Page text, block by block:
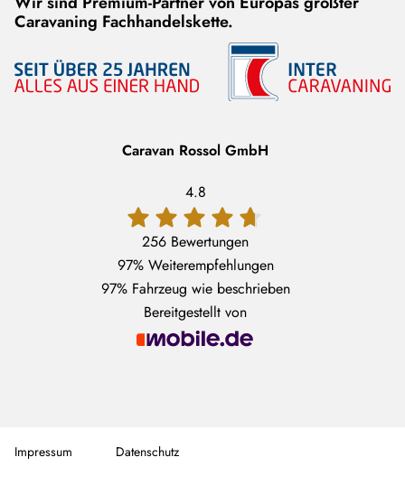
Caravaning Fachhandelskette.
Caravan Rossol GmbH
4.8
256 Bewertungen
97%Weiterempfehlungen
97%Fahrzeug wie beschrieben
Bereitgestellt von
Impressum Datenschutz